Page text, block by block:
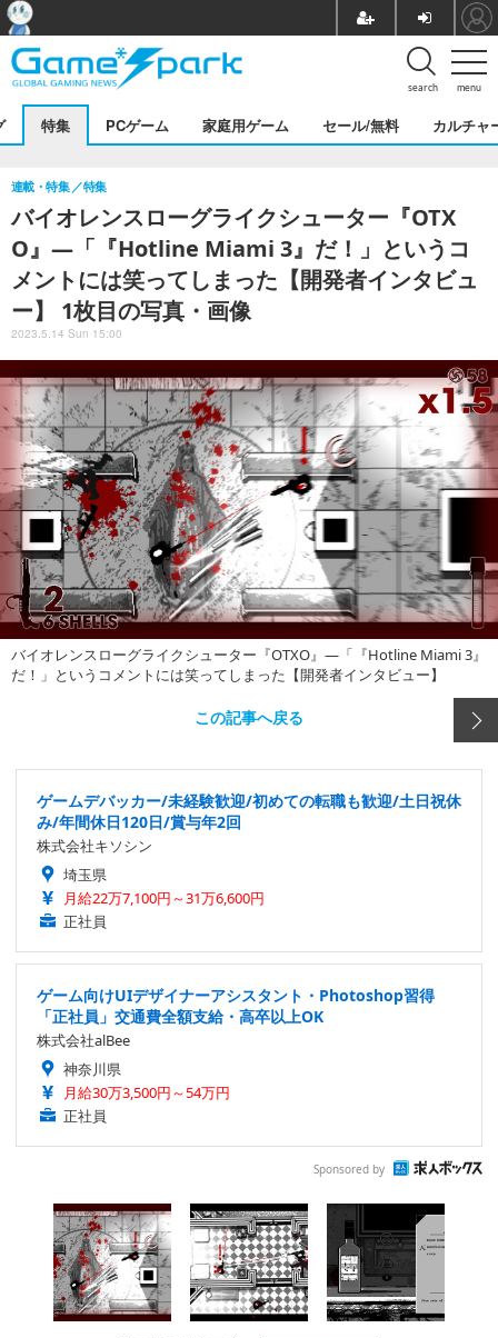
menu
search
特集 PCゲーム 家庭用ゲーム セール/無料 カルチャ
バイオレンスローグライクシューター『OTX
O』―「『Hotline Miami 3』だ！」というコ
メントには笑ってしまった【開発者インタビュ
ー】 1枚目の写真・画像
連載・特集 特集
2023.5.14 Sun 15:00
バイオレンスローグライクシューター『OTXO』―「『Hotline Miami 3』
だ！」というコメントには笑ってしまった【開発者インタビュー】
この記事へ戻る
ゲームデバッカー/未経験歓迎/初めての転職も歓迎/土日祝休
み/年間休日120日/賞与年2回
株式会社キソシン
埼玉県
月給22万7,100円～31万6,600円
正社員
ゲーム向けUIデザイナーアシスタント・Photoshop習得
「正社員」交通費全額支給・高卒以上OK
株式会社alBee
神奈川県
月給30万3,500円～54万円
正社員
Sponsored by